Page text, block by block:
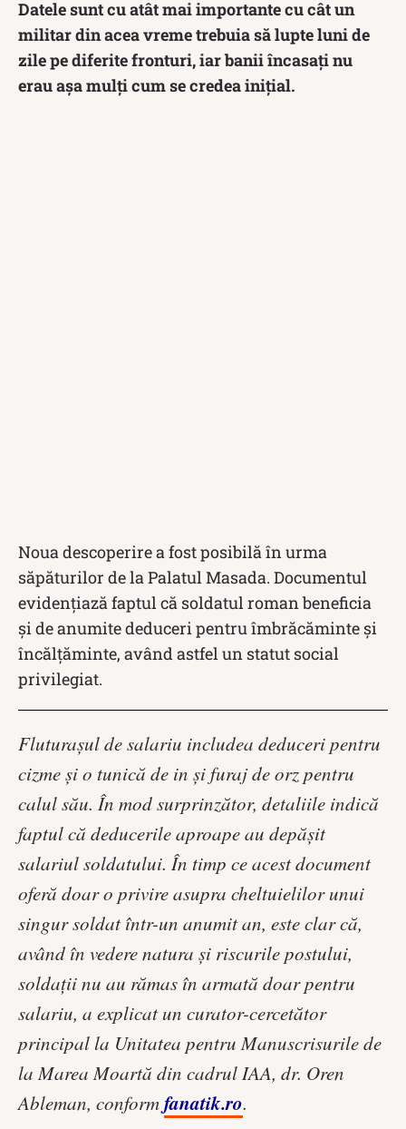
Datele sunt cu atât mai importante cu cât un
militar din acea vreme trebuia să lupte luni de
zile pe diferite fronturi, iar banii încasați nu
erau așa mulți cum se credea inițial.
Noua descoperire a fost posibilă în urma
săpăturilor de la Palatul Masada. Documentul
evidențiază faptul că soldatul roman beneficia
și de anumite deduceri pentru îmbrăcăminte și
încălțăminte, având astfel un statut social
privilegiat.
Fluturașul de salariu includea deduceri pentru
cizme și o tunică de in și furaj de orz pentru
calul său. În mod surprinzător, detaliile indică
faptul că deducerile aproape au depășit
salariul soldatului. În timp ce acest document
oferă doar o privire asupra cheltuielilor unui
singur soldat într-un anumit an, este clar că,
având în vedere natura și riscurile postului,
soldații nu au rămas în armată doar pentru
salariu, a explicat un curator-cercetător
principal la Unitatea pentru Manuscrisurile de
la Marea Moartă din cadrul IAA, dr. Oren
Ableman, conformfanatik.ro.